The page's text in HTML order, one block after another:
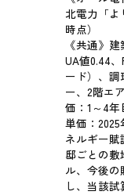
北電力「よ
時点）
《共通》
UA値0.44
ード）、調
ー、2階エ
価：1～4
単価：
ネルギー賦
邸ごとの敷
ル、今後
し、当該試